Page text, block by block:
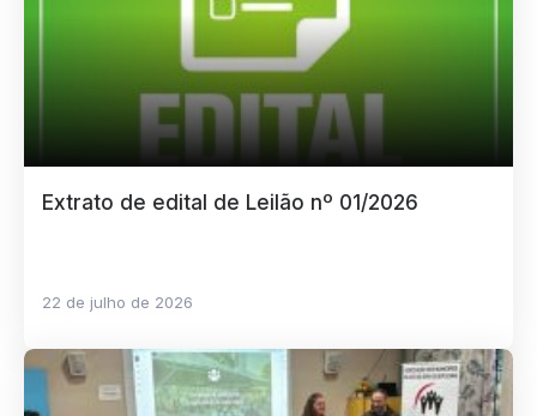
Extrato de edital de Leilão nº 01/2026
22 de julho de 2026